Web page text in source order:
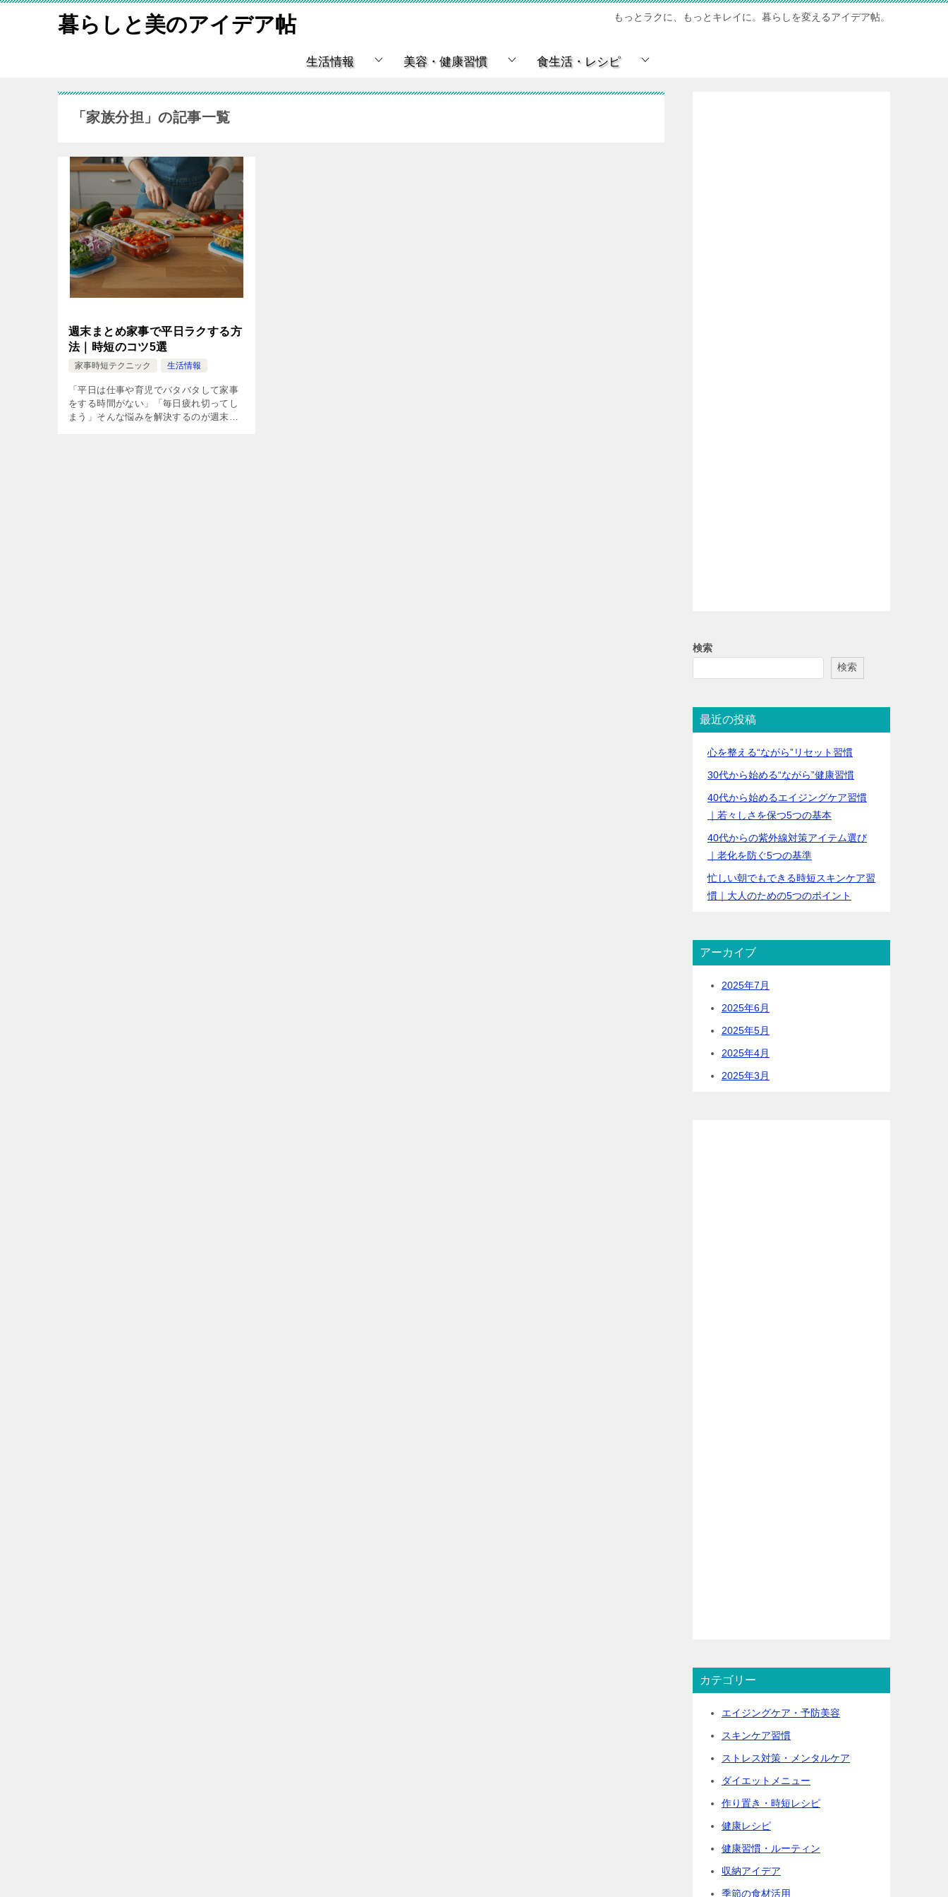
暮らしと美のアイデア帖 もっとラクに、もっとキレイに。暮らしを変えるアイデア帖。
生活情報 美容・健康習慣 食生活・レシピ
「家族分担」の記事一覧
週末まとめ家事で平日ラクする方
法｜時短のコツ5選
家事時短テクニック 生活情報
「平日は仕事や育児でバタバタして家事
をする時間がない」「毎日疲れ切ってし
まう」そんな悩みを解決するのが週末の
検索
検索
最近の投稿
心を整える“ながら”リセット習慣
30代から始める“ながら”健康習慣
40代から始めるエイジングケア習慣
｜若々しさを保つ5つの基本
40代からの紫外線対策アイテム選び
｜老化を防ぐ5つの基準
忙しい朝でもできる時短スキンケア習
慣｜大人のための5つのポイント
アーカイブ
2025年7月
2025年6月
2025年5月
2025年4月
2025年3月
カテゴリー
エイジングケア・予防美容
スキンケア習慣
ストレス対策・メンタルケア
ダイエットメニュー
作り置き・時短レシピ
健康レシピ
健康習慣・ルーティン
収納アイデア
季節の食材活用